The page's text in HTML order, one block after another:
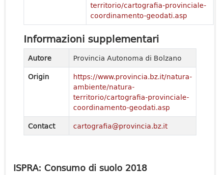
ISPRA: Consumo di suolo 2018
territorio/cartografia-provinciale-
coordinamento-geodati.asp
Informazioni supplementari
Autore
Provincia Autonoma di Bolzano
Origin
https://www.provincia.bz.it/natura-
ambiente/natura-
territorio/cartografia-provinciale-
coordinamento-geodati.asp
Contact
cartografia@provincia.bz.it